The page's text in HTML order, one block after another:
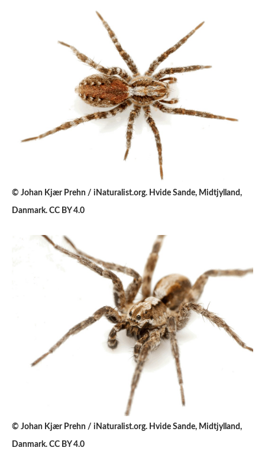
© Johan Kjær Prehn / iNaturalist.org. Hvide Sande, Midtjylland,
Danmark. CC BY 4.0
© Johan Kjær Prehn / iNaturalist.org. Hvide Sande, Midtjylland,
Danmark. CC BY 4.0